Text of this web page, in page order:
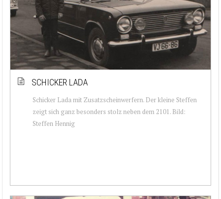
SCHICKER LADA
Schicker Lada mit Zusatzscheinwerfern. Der kleine Steffen
zeigt sich ganz besonders stolz neben dem 2101. Bild:
Steffen Hennig